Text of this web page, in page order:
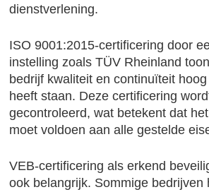
dienstverlening.
ISO 9001:2015-certificering door
instelling zoals TÜV Rheinland
bedrijf kwaliteit en continuïteit
heeft staan. Deze certificering
gecontroleerd, wat betekent dat
moet voldoen aan alle gestelde
VEB-certificering als erkend
ook belangrijk. Sommige bedrijven